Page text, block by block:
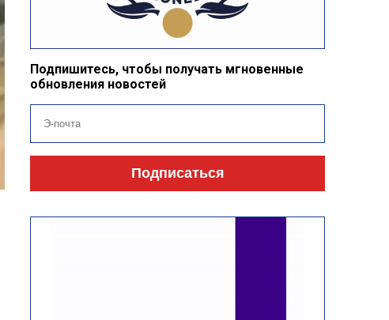
Подпишитесь, чтобы получать мгновенные
обновления новостей
Подписаться